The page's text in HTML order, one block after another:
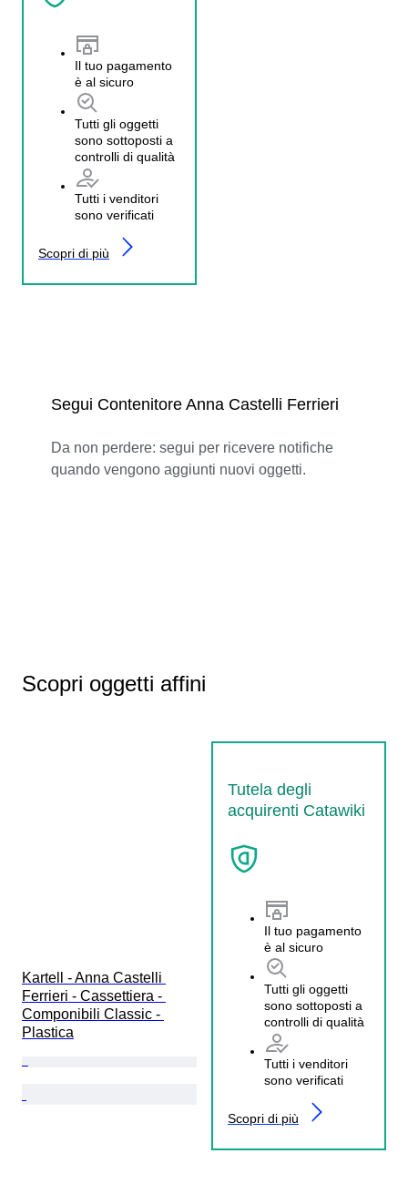
Il tuo pagamento
è al sicuro
Tutti gli oggetti
sono sottoposti a
controlli di qualità
Tutti i venditori
sono verificati
Scopri di più
Segui Contenitore Anna Castelli Ferrieri
Da non perdere: segui per ricevere notifiche
quando vengono aggiunti nuovi oggetti.
Scopri oggetti affini
Tutela degli
acquirenti Catawiki
Il tuo pagamento
è al sicuro
Tutti gli oggetti
sono sottoposti a
controlli di qualità
Tutti i venditori
sono verificati
Scopri di più
Kartell - Anna Castelli
Ferrieri - Cassettiera -
Componibili Classic -
Plastica